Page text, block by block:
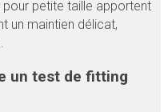
petite taille apportent
un maintien délicat,
un test de fitting